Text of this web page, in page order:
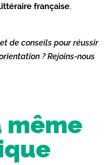
française.
de conseils pour réussir
? Rejoins-nous
même